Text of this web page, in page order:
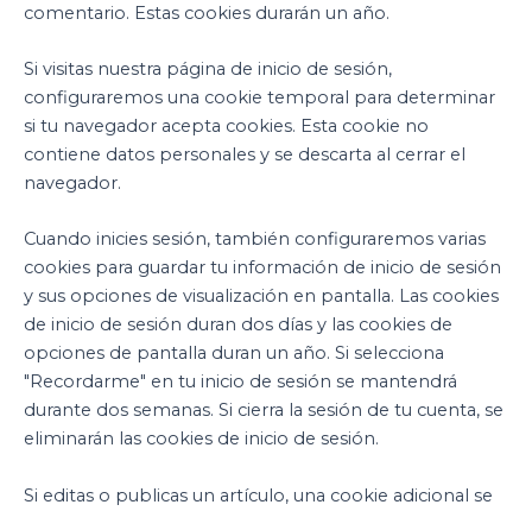
comentario. Estas cookies durarán un año.
Si visitas nuestra página de inicio de sesión,
configuraremos una cookie temporal para determinar
si tu navegador acepta cookies. Esta cookie no
contiene datos personales y se descarta al cerrar el
navegador.
Cuando inicies sesión, también configuraremos varias
cookies para guardar tu información de inicio de sesión
y sus opciones de visualización en pantalla. Las cookies
de inicio de sesión duran dos días y las cookies de
opciones de pantalla duran un año. Si selecciona
"Recordarme" en tu inicio de sesión se mantendrá
durante dos semanas. Si cierra la sesión de tu cuenta, se
eliminarán las cookies de inicio de sesión.
Si editas o publicas un artículo, una cookie adicional se